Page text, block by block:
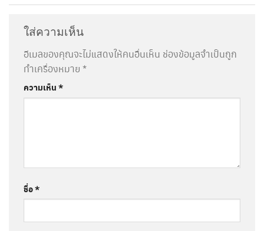
ใส่ความเห็น
อีเมลของคุณจะไม่แสดงให้คนอื่นเห็น ช่องข้อมูลจำเป็นถูก
ทำเครื่องหมาย *
ความเห็น*
ชื่อ*